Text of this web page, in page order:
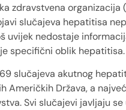
zdravstvena organizacija
slučajeva hepatitisa
uvijek nedostaje
specifični oblik hepatitisa.
slučajeva akutnog
Američkih Država, a
Svi slučajevi javljaju se